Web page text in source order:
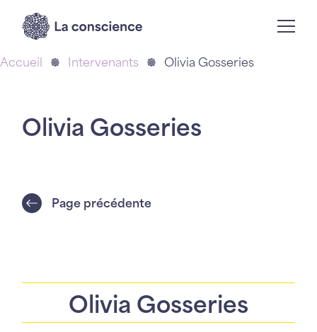
Accueil Intervenants Olivia Gosseries
Olivia Gosseries
Page précédente
Olivia Gosseries